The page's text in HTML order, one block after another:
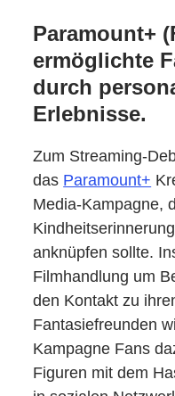
Paramount+
ermöglichte
durch
Erlebnisse.
Zum Streaming-
das Paramount+
Media-Kampagne,
anknüpfen sollte.
Filmhandlung um
den Kontakt zu
Fantasiefreunden
Kampagne Fans
Figuren mit dem